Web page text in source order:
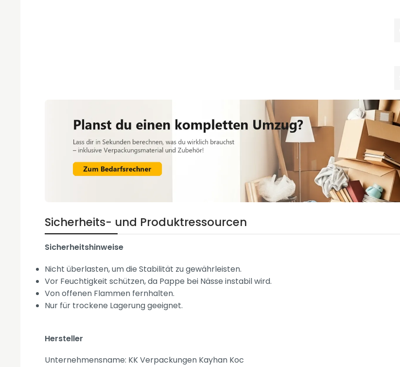
Sicherheits- und Produktressourcen
Sicherheitshinweise
Nicht überlasten, um die Stabilität zu gewährleisten.
Vor Feuchtigkeit schützen, da Pappe bei Nässe instabil wird.
Von offenen Flammen fernhalten.
Nur für trockene Lagerung geeignet.
Hersteller
Unternehmensname: KK Verpackungen Kayhan Koc